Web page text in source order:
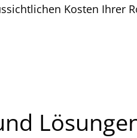
Kosten Ihrer